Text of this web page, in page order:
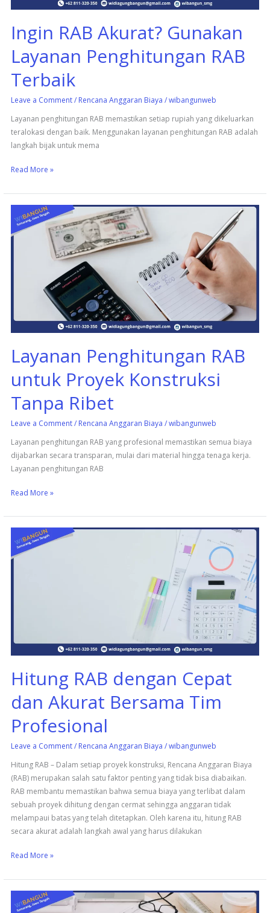
Ingin RAB Akurat? Gunakan
Layanan Penghitungan RAB
Terbaik
Leave a Comment / Rencana Anggaran Biaya /wibangunweb
Layanan penghitungan RAB memastikan setiap rupiah yang dikeluarkan
teralokasi dengan baik. Menggunakan layanan penghitungan RAB adalah
langkah bijak untuk mema
Read More »
Layanan Penghitungan RAB
untuk Proyek Konstruksi
Tanpa Ribet
Leave a Comment / Rencana Anggaran Biaya /wibangunweb
Layanan penghitungan RAB yang profesional memastikan semua biaya
dijabarkan secara transparan, mulai dari material hingga tenaga kerja.
Layanan penghitungan RAB
Layanan
Penghitungan
RAB
Read More »
Hitung RAB dengan Cepat
dan Akurat Bersama Tim
Profesional
Leave a Comment / Rencana Anggaran Biaya /wibangunweb
Hitung RAB – Dalam setiap proyek konstruksi, Rencana Anggaran Biaya
(RAB) merupakan salah satu faktor penting yang tidak bisa diabaikan.
RAB membantu memastikan bahwa semua biaya yang terlibat dalam
sebuah proyek dihitung dengan cermat sehingga anggaran tidak
melampaui batas yang telah ditetapkan. Oleh karena itu, hitung RAB
secara akurat adalah langkah awal yang harus dilakukan
Hitung
RAB
dengan
Profesional
Read More »
Rencana
Anggaran